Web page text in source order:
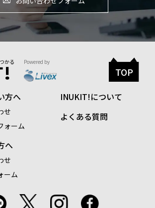
かる Powered by
方へ
せ
ォーム
へ
せ
ーム
INUKIT!について
よくある質問
TOP